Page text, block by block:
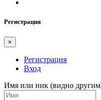
Регистрация
×
Регистрация
Вход
Имя или ник (видно